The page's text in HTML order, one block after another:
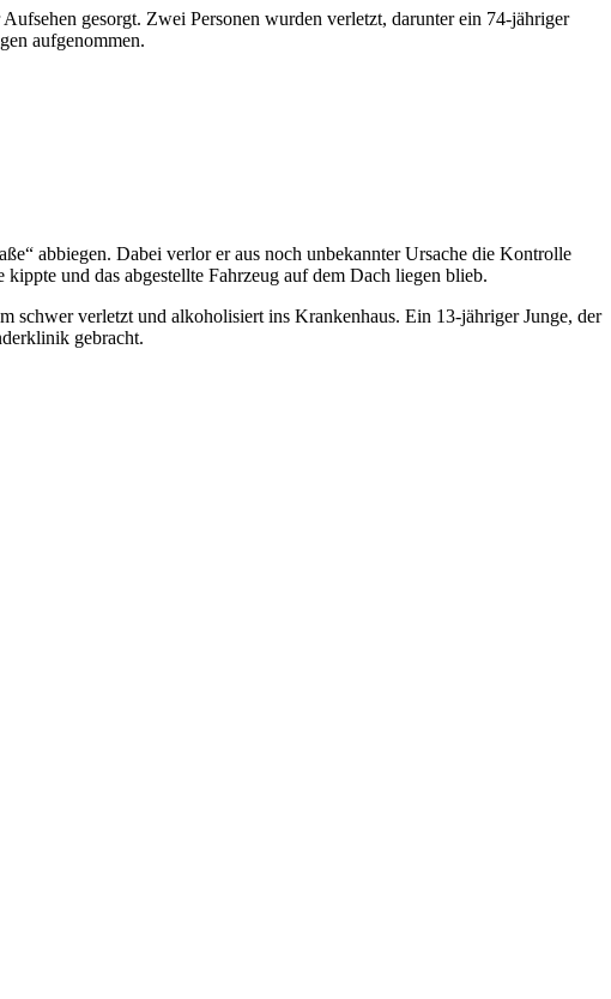
gesorgt. Zwei Personen wurden verletzt, darunter ein 74-jähriger
aufgenommen.
abbiegen. Dabei verlor er aus noch unbekannter Ursache die Kontrolle
und das abgestellte Fahrzeug auf dem Dach liegen blieb.
schwer verletzt und alkoholisiert ins Krankenhaus. Ein 13-jähriger Junge, der
gebracht.